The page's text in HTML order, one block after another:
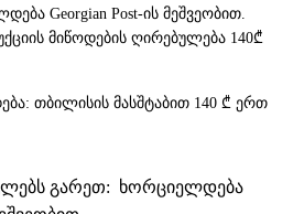
Georgian Post-ის მეშვეობით.
მიწოდების ღირებულება 140₾
თბილისის მასშტაბით 140 ₾ ერთ
გარეთ: ხორციელდება